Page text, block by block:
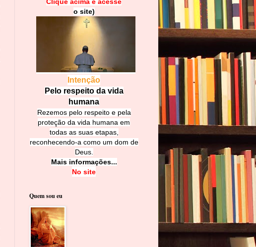
o site)
Intenção
Pelo respeito da vida
humana
Rezemos pelo respeito e pela
proteção da vida humana em
todas as suas etapas,
reconhecendo-a como um dom de
Deus.
Mais informações...
No site
Quem sou eu